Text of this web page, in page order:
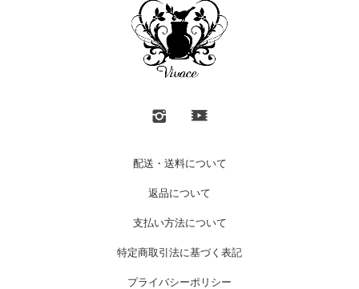
配送・送料について
返品について
支払い方法について
特定商取引法に基づく表記
プライバシーポリシー